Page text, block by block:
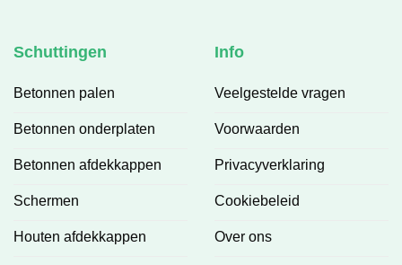
Schuttingen
Betonnen palen
Betonnen onderplaten
Betonnen afdekkappen
Schermen
Houten afdekkappen
Info
Veelgestelde vragen
Voorwaarden
Privacyverklaring
Cookiebeleid
Over ons